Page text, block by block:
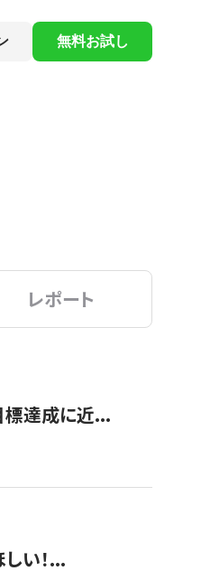
無料お試し
レポート
標達成に近...
い！...